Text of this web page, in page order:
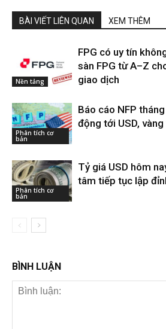
BÀI VIẾT LIÊN QUAN XEM THÊM
Nền tảng
FPG có uy tín
sàn FPG từ A–Z
giao dịch
Phân tích cơ
bản
Báo cáo NFP
động tới USD,
Phân tích cơ
bản
Tỷ giá USD hôm
tâm tiếp tục lập
BÌNH LUẬN